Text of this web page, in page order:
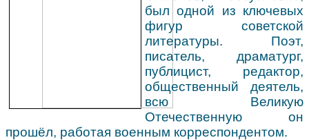
был одной из ключевых
фигур советской
литературы. Поэт,
писатель, драматург,
публицист, редактор,
общественный деятель,
всю Великую
Отечественную он
прошёл, работая военным корреспондентом.